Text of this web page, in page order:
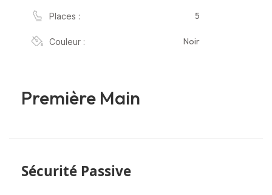
Places : 5
Couleur : Noir
Première Main
Sécurité Passive